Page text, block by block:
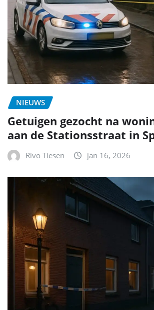
NIEUWS
Getuigen gezocht na
aan de Stationsstraat in
Rivo Tiesen jan 16, 2026